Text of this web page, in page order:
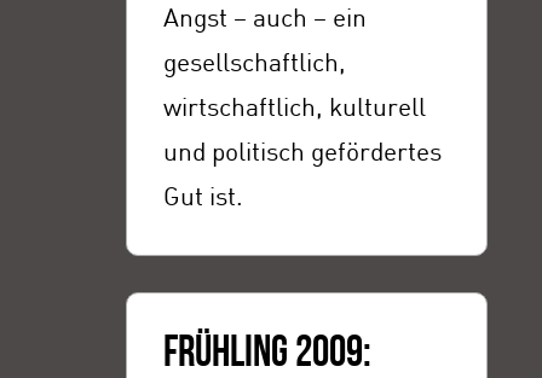
Angst – auch – ein
gesellschaftlich,
wirtschaftlich, kulturell
und politisch gefördertes
Gut ist.
FRÜHLING 2009: